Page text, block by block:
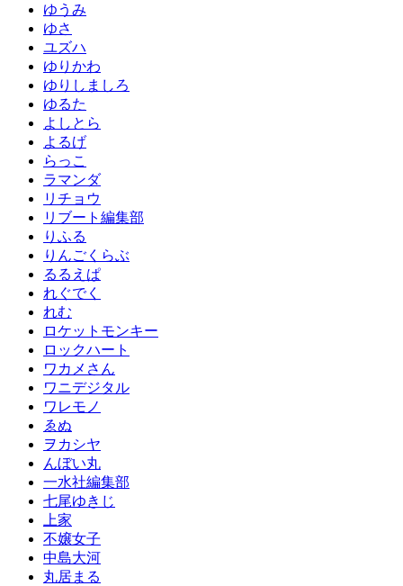
ゆうみ
ゆさ
ユズハ
ゆりかわ
ゆりしましろ
ゆるた
よしとら
よるげ
らっこ
ラマンダ
リチョウ
リブート編集部
りふる
りんごくらぶ
るるえぱ
れぐでく
れむ
ロケットモンキー
ロックハート
ワカメさん
ワニデジタル
ワレモノ
ゑぬ
ヲカシヤ
んぼい丸
一水社編集部
七尾ゆきじ
上家
不嬢女子
中島大河
丸居まる